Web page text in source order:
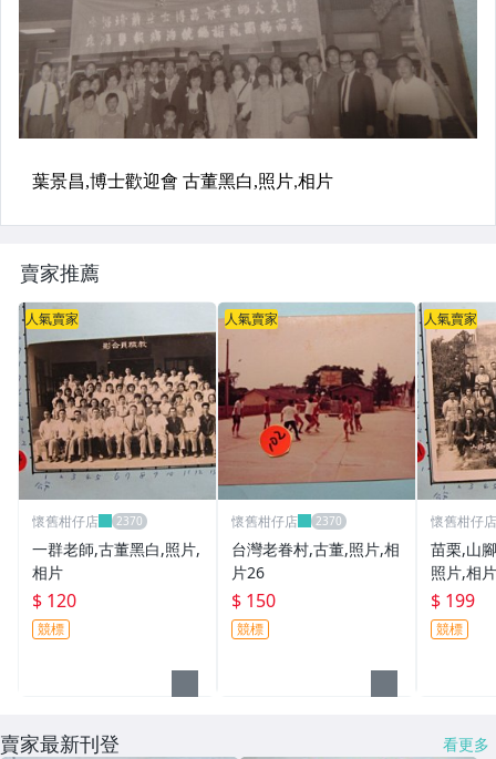
賣家推薦
人氣賣家
懷舊柑仔店
一群老師,古董黑白,照片,
相片
$ 120
競標
人氣賣家
懷舊柑仔店
台灣老眷村,古董,照片,相
片26
$ 150
競標
人氣賣家
懷舊柑仔店
苗栗,山
照片,相片
$ 199
競標
賣家最新刊登 看更多